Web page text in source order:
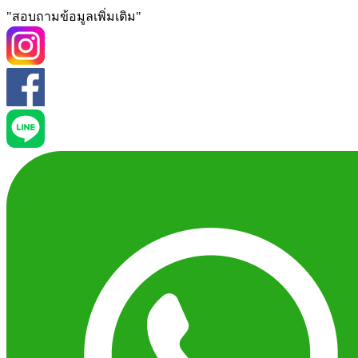
"สอบถามข้อมูลเพิ่มเติม"